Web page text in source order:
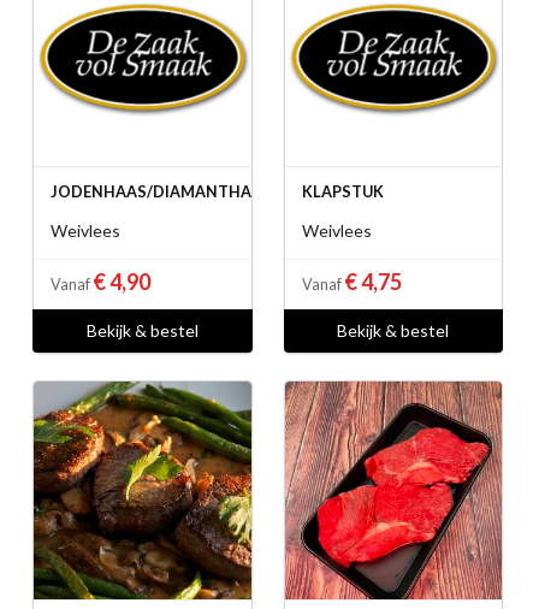
JODENHAAS/DIAMANTHAAS
Weivlees
Vanaf € 4,90
Bekijk & bestel
KLAPSTUK
Weivlees
Vanaf € 4,75
Bekijk & bestel